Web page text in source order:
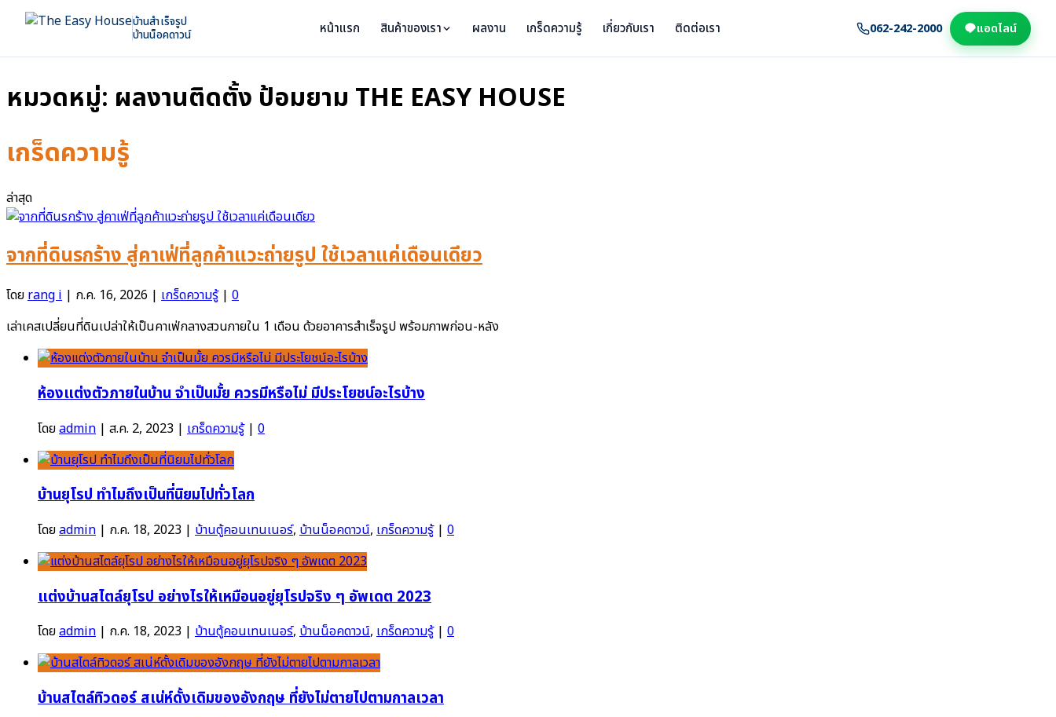
หมวดหมู่: ผลงานติดตั้ง ป้อมยาม THE EASY HOUSE
เกร็ดความรู้
ล่าสุด
จากที่ดินรกร้าง สู่คาเฟ่ที่ลูกค้าแวะถ่ายรูป ใช้เวลาแค่เดือนเดียว
โดยrang i | ก.ค. 16, 2026 | เกร็ดความรู้| 0
เล่าเคสเปลี่ยนที่ดินเปล่าให้เป็นคาเฟ่กลางสวนภายใน 1 เดือน ด้วยอาคารสำเร็จรูป พร้อมภาพก่อน-หลัง
ห้องแต่งตัวภายในบ้าน จำเป็นมั้ย ควรมีหรือไม่ มีประโยชน์อะไรบ้าง
โดยadmin | ส.ค. 2, 2023 | เกร็ดความรู้| 0
บ้านยุโรป ทำไมถึงเป็นที่นิยมไปทั่วโลก
โดยadmin | ก.ค. 18, 2023 | บ้านตู้คอนเทนเนอร์, บ้านน็อคดาวน์, เกร็ดความรู้| 0
แต่งบ้านสไตล์ยุโรป อย่างไรให้เหมือนอยู่ยุโรปจริง ๆ อัพเดต 2023
โดยadmin | ก.ค. 18, 2023 | บ้านตู้คอนเทนเนอร์, บ้านน็อคดาวน์, เกร็ดความรู้| 0
บ้านสไตล์ทิวดอร์ สเน่ห์ดั้งเดิมของอังกฤษ ที่ยังไม่ตายไปตามกาลเวลา
บ้านสำเร็จรูป
บ้านน็อคดาวน์
หน้าแรก สินค้าของเรา ผลงาน เกร็ดความรู้ เกี่ยวกับเรา ติดต่อเรา 062-242-2000 แอดไลน์